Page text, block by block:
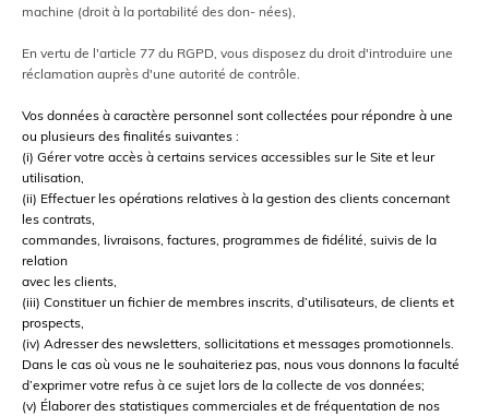
machine (droit à la portabilité des don- nées),
En vertu de l'article 77 du RGPD, vous disposez du droit d'introduire une
réclamation auprès d'une autorité de contrôle.
Vos données à caractère personnel sont collectées pour répondre à une
ou plusieurs des finalités suivantes :
(i) Gérer votre accès à certains services accessibles sur le Site et leur
utilisation,
(ii) Effectuer les opérations relatives à la gestion des clients concernant
les contrats,
commandes, livraisons, factures, programmes de fidélité, suivis de la
relation
avec les clients,
(iii) Constituer un fichier de membres inscrits, d’utilisateurs, de clients et
prospects,
(iv) Adresser des newsletters, sollicitations et messages promotionnels.
Dans le cas où vous ne le souhaiteriez pas, nous vous donnons la faculté
d’exprimer votre refus à ce sujet lors de la collecte de vos données;
(v) Élaborer des statistiques commerciales et de fréquentation de nos